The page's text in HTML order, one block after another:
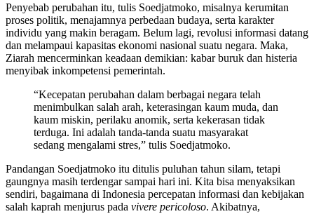
Penyebab perubahan itu, tulis Soedjatmoko, misalnya kerumitan
proses politik, menajamnya perbedaan budaya, serta karakter
individu yang makin beragam. Belum lagi, revolusi informasi datang
dan melampaui kapasitas ekonomi nasional suatu negara. Maka,
Ziarah mencerminkan keadaan demikian: kabar buruk dan histeria
menyibak inkompetensi pemerintah.
“Kecepatan perubahan dalam berbagai negara telah
menimbulkan salah arah, keterasingan kaum muda, dan
kaum miskin, perilaku anomik, serta kekerasan tidak
terduga. Ini adalah tanda-tanda suatu masyarakat
sedang mengalami stres,” tulis Soedjatmoko.
Pandangan Soedjatmoko itu ditulis puluhan tahun silam, tetapi
gaungnya masih terdengar sampai hari ini. Kita bisa menyaksikan
sendiri, bagaimana di Indonesia percepatan informasi dan kebijakan
salah kaprah menjurus pada vivere pericoloso. Akibatnya,